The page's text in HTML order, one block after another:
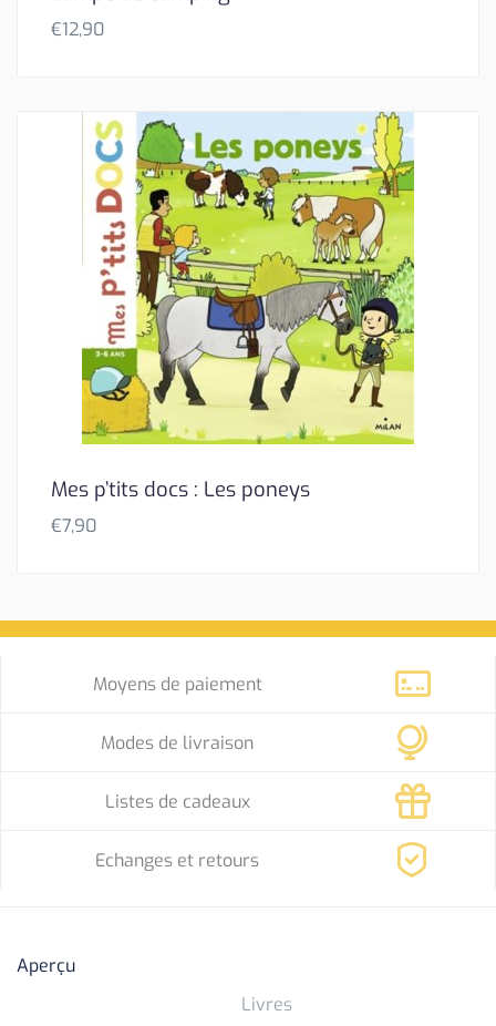
€12,90
Mes p’tits docs : Les poneys
€7,90
Moyens de paiement
Modes de livraison
Listes de cadeaux
Echanges et retours
Aperçu
Livres